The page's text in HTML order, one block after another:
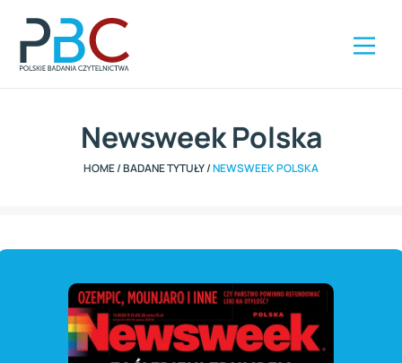
Szybki kontakt
+48 504 285 416
Newsweek Polska
HOME/BADANE TYTUŁY/NEWSWEEK POLSKA